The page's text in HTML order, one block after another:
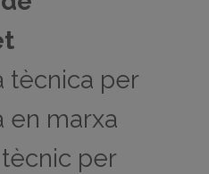
tècnica per
en marxa
per